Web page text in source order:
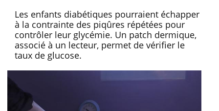
Les enfants diabétiques pourraient échapper
à la contrainte des piqûres répétées pour
contrôler leur glycémie. Un patch dermique,
associé à un lecteur, permet de vérifier le
taux de glucose.